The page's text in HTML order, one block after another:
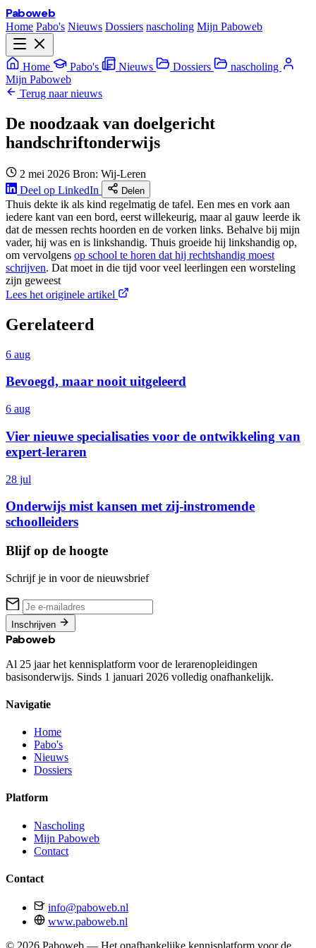
Paboweb
Home Pabo's Nieuws Dossiers nascholing Mijn Paboweb
Home Pabo's Nieuws Dossiers
nascholing
Mijn Paboweb
Terug naar nieuws
De noodzaak van doelgericht
handschriftonderwijs
2 mei 2026 Bron: Wij-Leren
Deel op LinkedIn
Delen
Thuis dekte ik als kind regelmatig de tafel. Een mes en vork aan
iedere kant van een bord, eerst willekeurig, maar al gauw leerde ik
dat de messen rechts hoorden en de vorken links. Behalve bij mijn
vader, hij was en is linkshandig. Thuis groeide hij linkshandig op,
om vervolgens op school te horen dat hij rechtshandig moest
schrijven. Dat moet in die tijd voor veel leerlingen een worsteling
zijn geweest
Lees het originele artikel
Gerelateerd
6 aug
Bevoegd, maar nooit uitgeleerd
6 aug
Vier nieuwe specialisaties voor de ontwikkeling van
expert-leraren
28 jul
Onderwijs mist kansen met zij-instromende
schoolleiders
Blijf op de hoogte
Schrijf je in voor de nieuwsbrief
Inschrijven
Paboweb
Al 25 jaar het kennisplatform voor de lerarenopleidingen
basisonderwijs. Sinds 1 januari 2026 volledig onafhankelijk.
Navigatie
Home
Pabo's
Nieuws
Dossiers
Platform
Nascholing
Mijn Paboweb
Contact
Contact
info@paboweb.nl
www.paboweb.nl